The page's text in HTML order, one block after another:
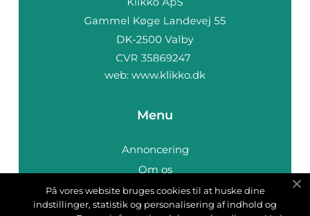
web: www.klikko.dk
Menu
Annoncering
Om os
Cookies
Kontakt os
På vores website bruges cookies til at huske dine
indstillinger, statistik og personalisering af indhold og